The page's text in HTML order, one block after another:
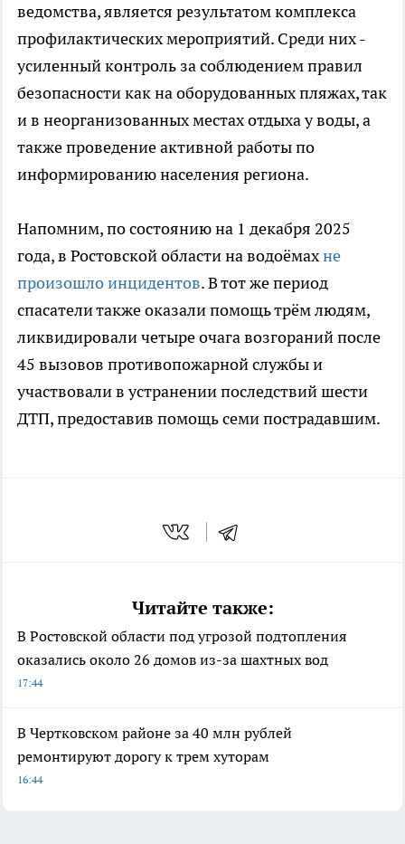
ведомства, является результатом комплекса
профилактических мероприятий. Среди них -
усиленный контроль за соблюдением правил
безопасности как на оборудованных пляжах, так
и в неорганизованных местах отдыха у воды, а
также проведение активной работы по
информированию населения региона.
Напомним, по состоянию на 1 декабря 2025
года, в Ростовской области на водоёмахне
произошло инцидентов. В тот же период
спасатели также оказали помощь трём людям,
ликвидировали четыре очага возгораний после
45 вызовов противопожарной службы и
участвовали в устранении последствий шести
ДТП, предоставив помощь семи пострадавшим.
Читайте также:
В Ростовской области под угрозой подтопления
оказались около 26 домов из-за шахтных вод
17:44
В Чертковском районе за 40 млн рублей
ремонтируют дорогу к трем хуторам
16:44